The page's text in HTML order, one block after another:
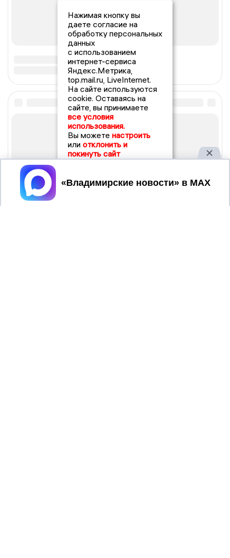
Нажимая кнопку вы
даете согласие на
обработку персональных
данных
с использованием
интернет-сервиса
Яндекс.Метрика,
top.mail.ru, LiveInternet.
На сайте используются
cookie. Оставаясь на
сайте, вы принимаете
все условия
использования.
Вы можете настроить
или отклонить и
покинуть сайт
Принять